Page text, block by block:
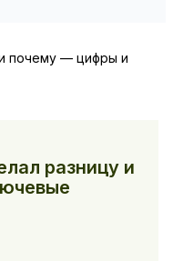
почему — цифры и
разницу и